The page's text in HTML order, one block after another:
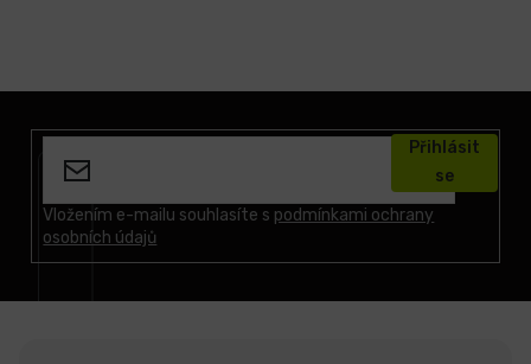
Vložením e-mailu souhlasíte s podmínkami ochrany
osobních údajů
Přihlásit
se